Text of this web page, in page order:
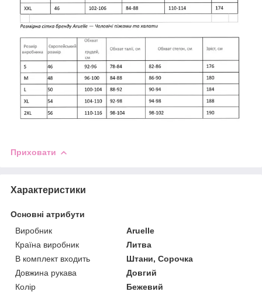
Приховати
Характеристики
Основні атрибути
Виробник
Aruelle
Країна виробник
Литва
В комплект входить
Штани, Сорочка
Довжина рукава
Довгий
Колір
Бежевий